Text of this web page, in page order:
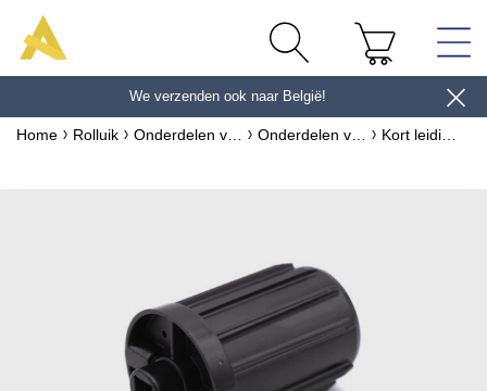
en ontvang 10 € *
We verzenden ook naar België!
Home Rolluik